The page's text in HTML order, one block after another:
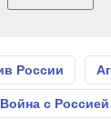
России
Война с Россией